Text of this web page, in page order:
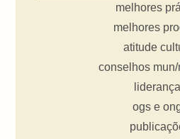
melhores
melhores
atitude
conselhos
ogs e